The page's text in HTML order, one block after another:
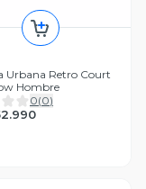
Urbana Retro Court
Hombre
0(0)